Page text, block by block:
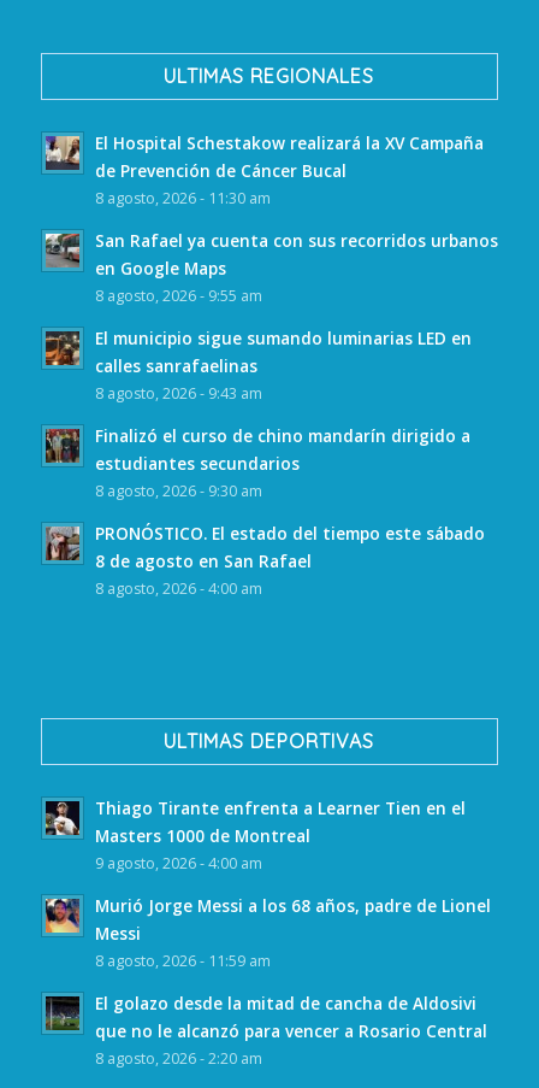
ULTIMAS REGIONALES
El Hospital Schestakow realizará la XV Campaña
de Prevención de Cáncer Bucal
8 agosto, 2026 - 11:30 am
San Rafael ya cuenta con sus recorridos urbanos
en Google Maps
8 agosto, 2026 - 9:55 am
El municipio sigue sumando luminarias LED en
calles sanrafaelinas
8 agosto, 2026 - 9:43 am
Finalizó el curso de chino mandarín dirigido a
estudiantes secundarios
8 agosto, 2026 - 9:30 am
PRONÓSTICO. El estado del tiempo este sábado
8 de agosto en San Rafael
8 agosto, 2026 - 4:00 am
ULTIMAS DEPORTIVAS
Thiago Tirante enfrenta a Learner Tien en el
Masters 1000 de Montreal
9 agosto, 2026 - 4:00 am
Murió Jorge Messi a los 68 años, padre de Lionel
Messi
8 agosto, 2026 - 11:59 am
El golazo desde la mitad de cancha de Aldosivi
que no le alcanzó para vencer a Rosario Central
8 agosto, 2026 - 2:20 am